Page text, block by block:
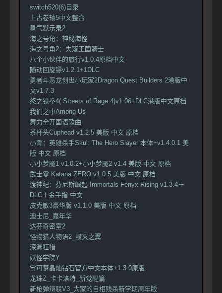
switch520(6)目录
上古卷轴5中文整合
勇气默示录2
海之号角：神秘海怪
海之号角2：失落王国骑士
八个小伙伴的旅行v1.0.4原档中文
随动回旋镖v1.2.1+1DLC
勇者斗恶龙创世小玩家2Dragon Quest Builders 2港版中
文v1.7.3
怒之铁拳4( Streets of Rage 4)v1.06+DLC港版中文原档
我们之中Among Us
舞力全开国语歌曲
茶杯头Cuphead v1.2.5 美版 中文 原档
小骨：英雄杀手Skul: The Hero Slayer 本体+v1.4.0.1 美
版 中文 原档
小小梦魇1 v1.0.2+小小梦魇2 v1.4 美版 中文 原档
武士零 Katana ZERO v1.0.5 美版 中文 原档
渡神纪：芬尼斯崛起 Immortals Fenyx Rising v1.3.4＋
DLC＋金手指 中文
皮克敏3豪华版 v1.1.0 美版 中文 原档
迪士尼_嘉年华
达芬奇密室2
怪物猎人物语2_毁灭之翼
深渊狂猎
妖怪学院Y
宝可梦晶灿钻石官方中文本体+1.3.0原版
龙珠Z_卡卡洛特_新觉醒篇
新枪弹辩驳V3_大家的自相残杀新学期周年版